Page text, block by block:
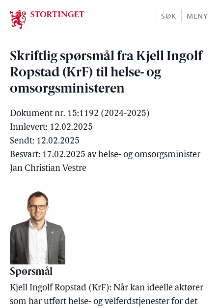
Stortinget.no
SØK MENY
Skriftlig spørsmål fra Kjell Ingolf
Ropstad (KrF) til helse- og
omsorgsministeren
Dokument nr. 15:1192 (2024-2025)
Innlevert: 12.02.2025
Sendt: 12.02.2025
Besvart: 17.02.2025 av helse- og omsorgsminister
Jan Christian Vestre
Spørsmål
Kjell Ingolf Ropstad (KrF): Når kan ideelle aktører
som har utført helse- og velferdstjenester for det